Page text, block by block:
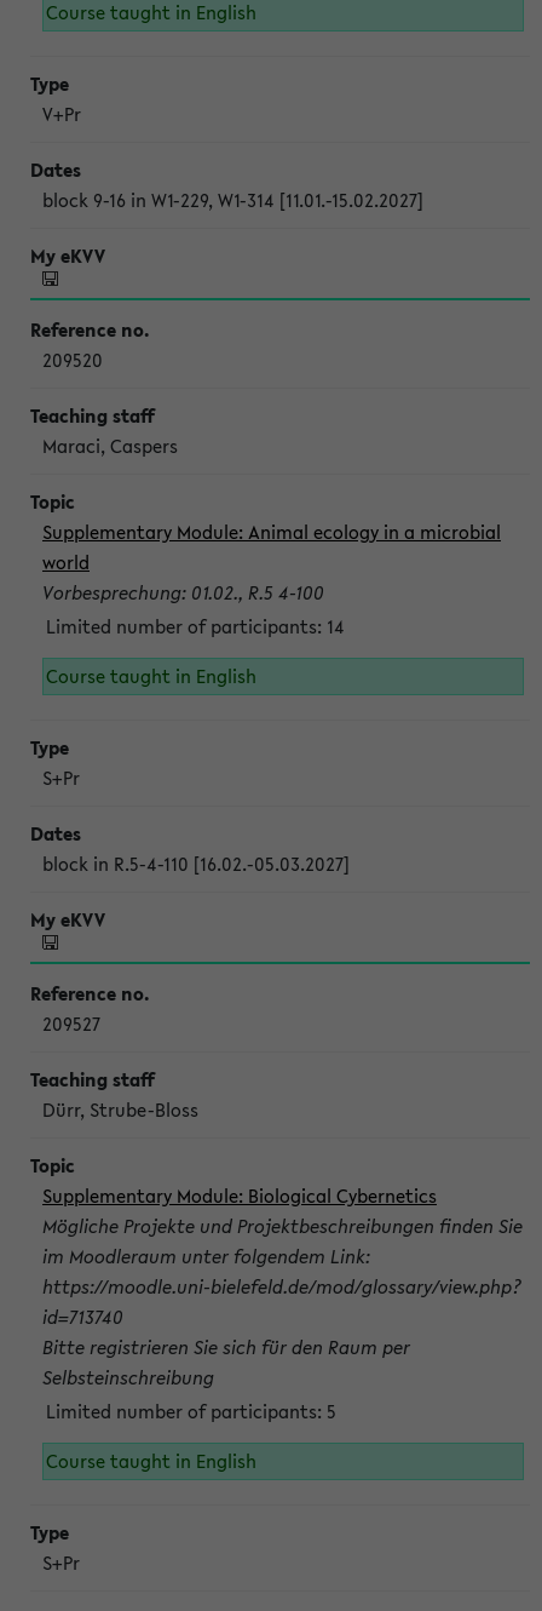
Course taught in English
V+Pr
block 9-16 in W1-229, W1-314 [11.01.-15.02.2027]
209520
Maraci, Caspers
Supplementary Module: Animal ecology in a microbial
world
Vorbesprechung: 01.02., R.5 4-100
Limited number of participants: 14
Course taught in English
S+Pr
block in R.5-4-110 [16.02.-05.03.2027]
209527
Dürr, Strube-Bloss
Supplementary Module: Biological Cybernetics
Mögliche Projekte und Projektbeschreibungen finden Sie
im Moodleraum unter folgendem Link:
https://moodle.uni-bielefeld.de/mod/glossary/view.php?
id=713740
Bitte registrieren Sie sich für den Raum per
Selbsteinschreibung
Limited number of participants: 5
Course taught in English
S+Pr